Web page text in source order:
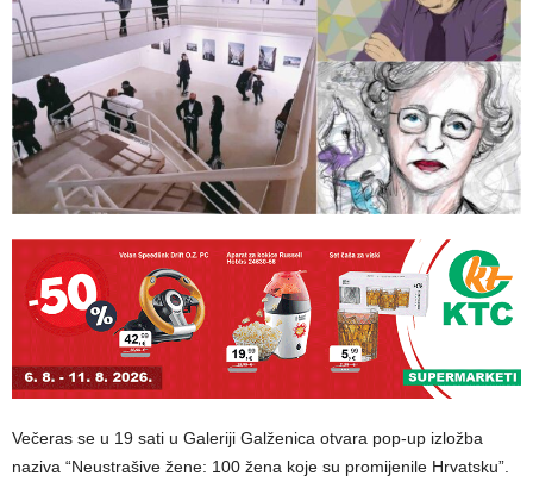
Večeras se u 19 sati u Galeriji Galženica otvara pop-up izložba
naziva “Neustrašive žene: 100 žena koje su promijenile Hrvatsku”.